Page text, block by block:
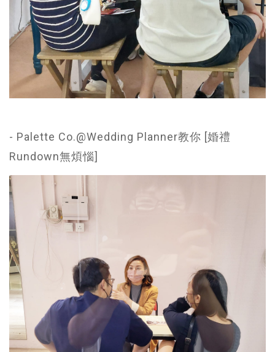
- Palette Co.@Wedding Planner教你 [婚禮
Rundown無煩惱]